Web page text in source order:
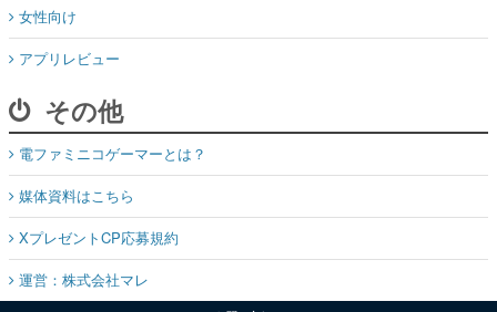
女性向け
アプリレビュー
その他
電ファミニコゲーマーとは？
媒体資料はこちら
XプレゼントCP応募規約
運営：株式会社マレ